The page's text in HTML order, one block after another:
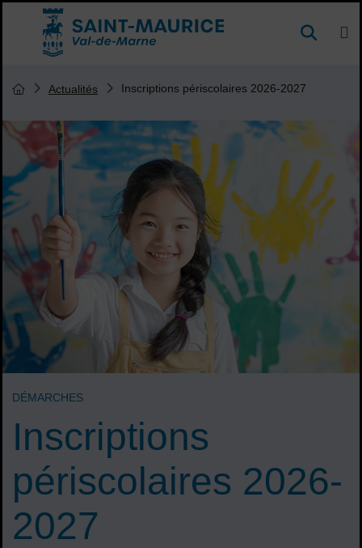
Menu de raccourcis
Accueil ville de Saint-Maurice DE
Inscriptions
périscolaires 2026-
2027
DÉMARCHES
Vous êtes ici :
Page d'accueil du site
Actualités Inscriptions périscolaires 2026-2027